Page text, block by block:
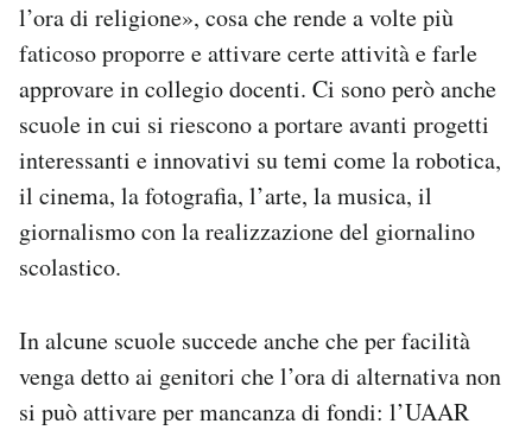
l’ora di religione», cosa che rende a volte più
faticoso proporre e attivare certe attività e farle
approvare in collegio docenti. Ci sono però anche
scuole in cui si riescono a portare avanti progetti
interessanti e innovativi su temi come la robotica,
il cinema, la fotografia, l’arte, la musica, il
giornalismo con la realizzazione del giornalino
scolastico.
In alcune scuole succede anche che per facilità
venga detto ai genitori che l’ora di alternativa non
si può attivare per mancanza di fondi: l’UAAR